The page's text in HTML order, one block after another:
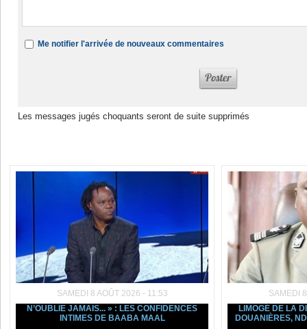
Me notifier l'arrivée de nouveaux commentaires
Les messages jugés choquants seront de suite supprimés
SAMEDI 8 AOÛT 2026 - 11:53
N’OUBLIE JAMAIS... » : LES CONFIDENCES
INTIMES DE BAABA MAAL
SAMEDI
LIMOGÉ DE LA
DOUANIÈRES,